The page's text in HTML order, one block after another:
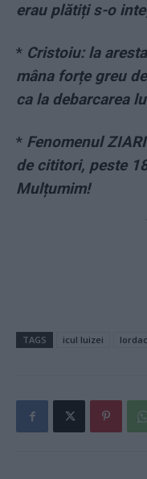
erau plătiți s-o
* Cristoiu: la
mâna forțe greu
ca la debarcarea
* Fenomenul
de cititori, peste
Mulțumim!
TAGS icul luizei